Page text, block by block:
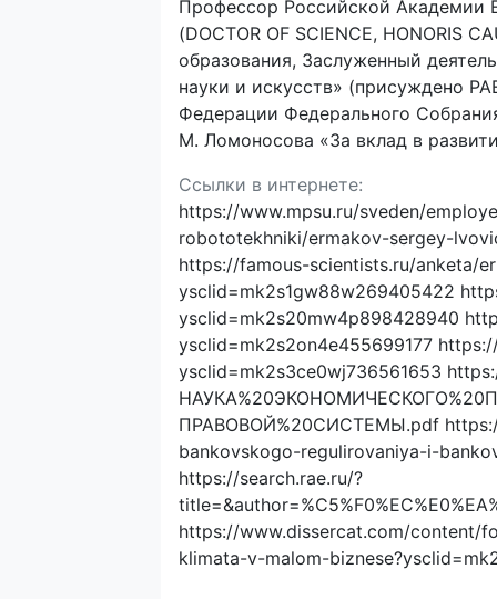
Профессор Российской Академии
(DOCTOR OF SCIENCE, HONORIS
образования, Заслуженный
науки и искусств» (присуждено
Федерации Федерального
М. Ломоносова «За вклад в
Ссылки в интернете:
https://www.mpsu.ru/sveden/
robototekhniki/ermakov-sergey-
https://famous-scientists.ru/anketa/
ysclid=mk2s1gw88w269405422
ysclid=mk2s20mw4p898428940
ysclid=mk2s2on4e455699177
ysclid=mk2s3ce0wj736561653
ПРАВОВОЙ%20СИСТЕМЫ.pdf
bankovskogo-regulirovaniya-i-
https://search.rae.ru/?
https://www.dissercat.com/content/
klimata-v-malom-